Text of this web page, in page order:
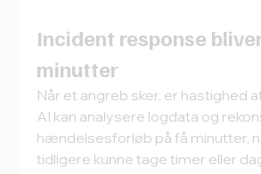
Incident response
minutter
Når et angreb sker, er hastighed
AI kan analysere logdata og
hændelsesforløb på få minutter,
tidligere kunne tage timer eller